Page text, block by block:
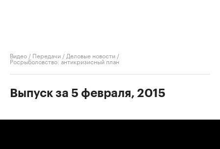
Видео / Передачи / Деловые новости /
Росрыболовство: антикризисный план
Выпуск за 5 февраля, 2015